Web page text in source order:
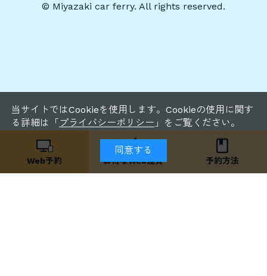
当サイトではCookieを使用します。Cookieの使用に関す
る詳細は「 プライバシーポリシー 」をご覧ください。
同意する
© Miyazaki car ferry. All rights reserved.
Web予約 お得なWeb運賃 予約方法